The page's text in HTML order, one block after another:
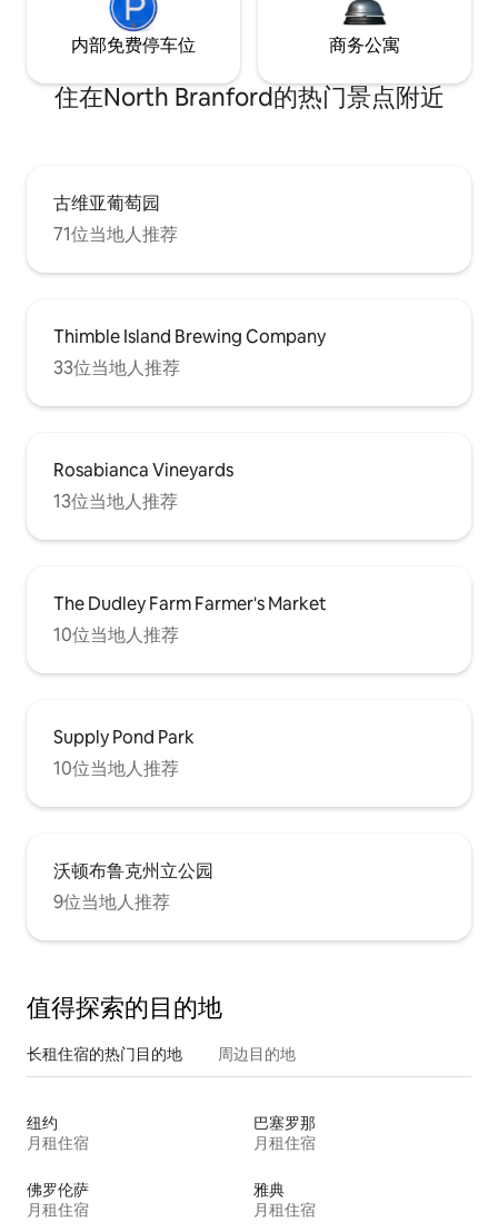
内部免费停车位 商务公寓
住在North Branford的热门景点附近
古维亚葡萄园
71位当地人推荐
Thimble Island Brewing Company
33位当地人推荐
Rosabianca Vineyards
13位当地人推荐
The Dudley Farm Farmer's Market
10位当地人推荐
Supply Pond Park
10位当地人推荐
沃顿布鲁克州立公园
9位当地人推荐
值得探索的目的地
长租住宿的热门目的地 周边目的地
纽约
月租住宿
巴塞罗那
月租住宿
佛罗伦萨
月租住宿
雅典
月租住宿